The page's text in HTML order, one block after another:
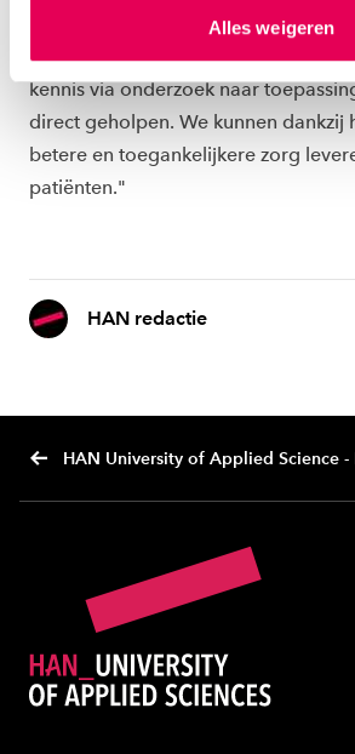
cookiestatement. Via ‘Zelf
instellen welke cookies we plaatsen.
toestemming altijd wijzigen of
onscookiestatement .
Alles weigeren
HAN. Tim Simmers, lid Raad van
Maartenskliniek, voegt toe: “Door
kennis via onderzoek naar
direct geholpen. We kunnen dankzij
betere en toegankelijkere zorg
patiënten."
HAN redactie
HAN University of Applied Science -